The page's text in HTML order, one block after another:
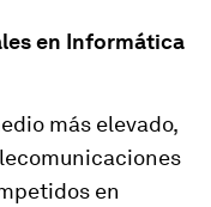
en Informática
más elevado,
en